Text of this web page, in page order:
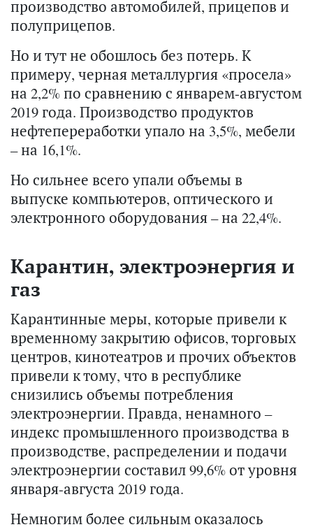
производство автомобилей, прицепов и
полуприцепов.
Но и тут не обошлось без потерь. К
примеру, черная металлургия «просела»
на 2,2% по сравнению с январем-августом
2019 года. Производство продуктов
нефтепереработки упало на 3,5%, мебели
– на 16,1%.
Но сильнее всего упали объемы в
выпуске компьютеров, оптического и
электронного оборудования – на 22,4%.
Карантин, электроэнергия и
газ
Карантинные меры, которые привели к
временному закрытию офисов, торговых
центров, кинотеатров и прочих объектов
привели к тому, что в республике
снизились объемы потребления
электроэнергии. Правда, ненамного –
индекс промышленного производства в
производстве, распределении и подачи
электроэнергии составил 99,6% от уровня
января-августа 2019 года.
Немногим более сильным оказалось